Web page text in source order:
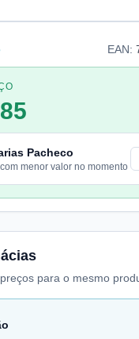
EAN:
Pacheco
menor valor no momento
para o mesmo